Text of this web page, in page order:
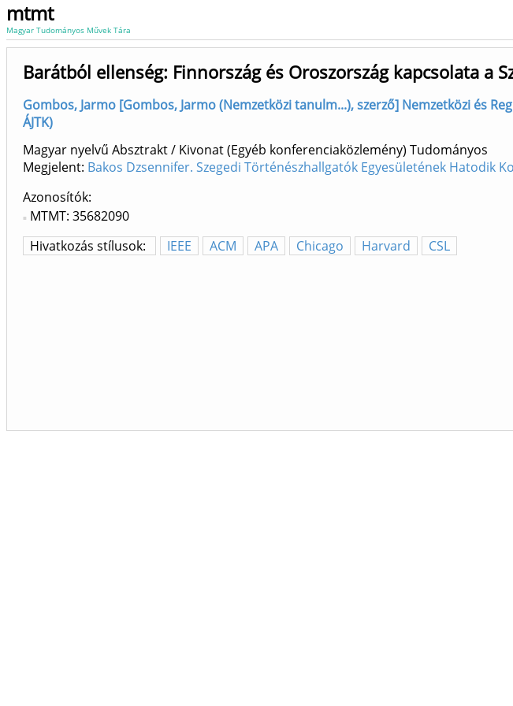
mtmt
Magyar Tudományos Művek Tára
Barátból ellenség: Finnország és Oroszország kapcsolata a
Gombos, Jarmo [Gombos, Jarmo (Nemzetközi tanulm...), szerző] Nemzetközi és
ÁJTK)
Magyar nyelvű Absztrakt / Kivonat (Egyéb konferenciaközlemény) Tudományos
Megjelent: Bakos Dzsennifer. Szegedi Történészhallgatók Egyesületének Hatodik
Azonosítók
MTMT: 35682090
Hivatkozás stílusok:
IEEE ACM APA Chicago Harvard CSL